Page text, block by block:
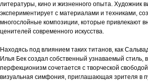
литературы, кино и жизненного опыта. Художник
экспериментирует с материалами и техниками,
многослойные композиции, которые привлекают
ценителей современного искусства.
Находясь под влиянием таких титанов, как
Илья Бек создал собственный узнаваемый стиль,
перфекционизм сочетается с творческой
визуальная симфония, приглашающая зрителя в